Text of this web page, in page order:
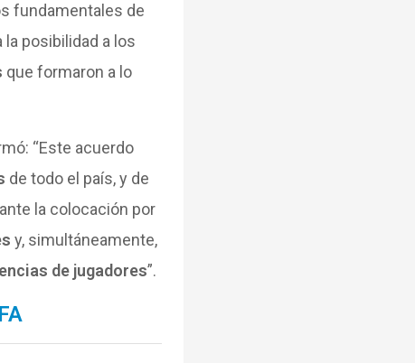
fundamentales de
posibilidad a los
que formaron a lo
“Este acuerdo
de todo el país, y de
la colocación por
y, simultáneamente,
de jugadores”.